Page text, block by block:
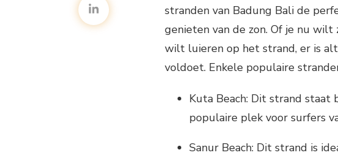
stranden van Badung Bali de
genieten van de zon. Of je nu
wilt luieren op het strand, er is
voldoet. Enkele populaire
Kuta Beach: Dit strand staat
populaire plek voor surfers
Sanur Beach: Dit strand is